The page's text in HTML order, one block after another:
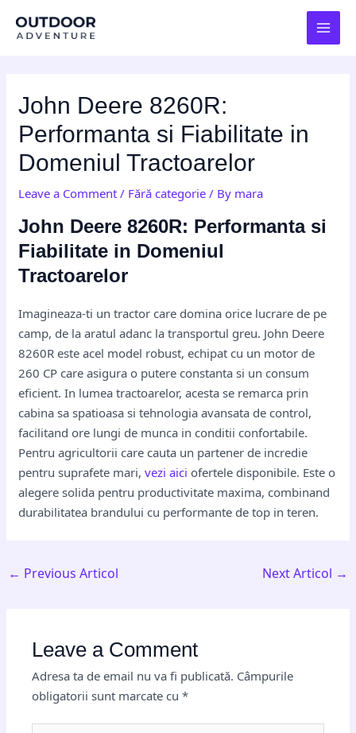
John Deere 8260R:
Performanta si Fiabilitate in
Domeniul Tractoarelor
Leave a Comment / Fără categorie / By mara
John Deere 8260R: Performanta si
Fiabilitate in Domeniul
Tractoarelor
Imagineaza-ti un tractor care domina orice lucrare de pe
camp, de la aratul adanc la transportul greu. John Deere
8260R este acel model robust, echipat cu un motor de
260 CP care asigura o putere constanta si un consum
eficient. In lumea tractoarelor, acesta se remarca prin
cabina sa spatioasa si tehnologia avansata de control,
facilitand ore lungi de munca in conditii confortabile.
Pentru agricultorii care cauta un partener de incredie
pentru suprafete mari,vezi aici ofertele disponibile. Este o
alegere solida pentru productivitate maxima, combinand
durabilitatea brandului cu performante de top in teren.
navigation
← Previous Articol Next Articol →
Leave a Comment
Adresa ta de email nu va fi publicată. Câmpurile
obligatorii sunt marcate cu*